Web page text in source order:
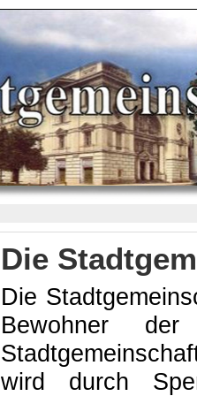
Die
Die
Bewohner
wird durch